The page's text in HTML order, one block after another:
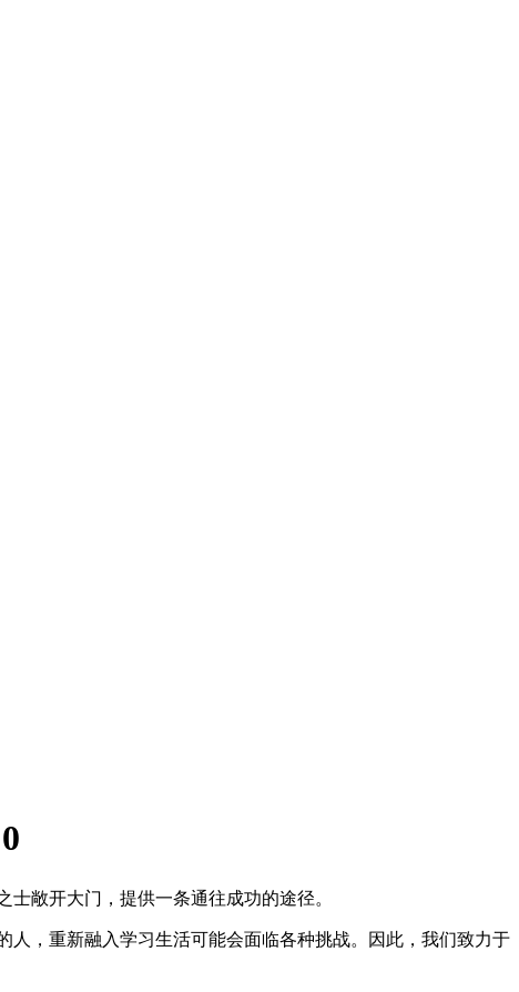
0
敞开大门，提供一条通往成功的途径。
，重新融入学习生活可能会面临各种挑战。因此，我们致力于